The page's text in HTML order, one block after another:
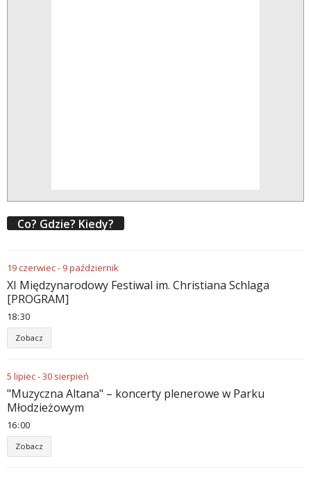
Co? Gdzie? Kiedy?
19czerwiec- 9październik
XI Międzynarodowy Festiwal im. Christiana Schlaga
[PROGRAM]
18:30
Zobacz
5 lipiec-30 sierpień
"Muzyczna Altana" – koncerty plenerowe w Parku
Młodzieżowym
16:00
Zobacz